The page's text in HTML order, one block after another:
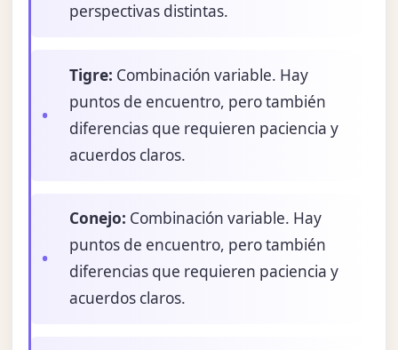
perspectivas distintas.
Tigre: Combinación variable. Hay
puntos de encuentro, pero también
diferencias que requieren paciencia y
acuerdos claros.
Conejo: Combinación variable. Hay
puntos de encuentro, pero también
diferencias que requieren paciencia y
acuerdos claros.